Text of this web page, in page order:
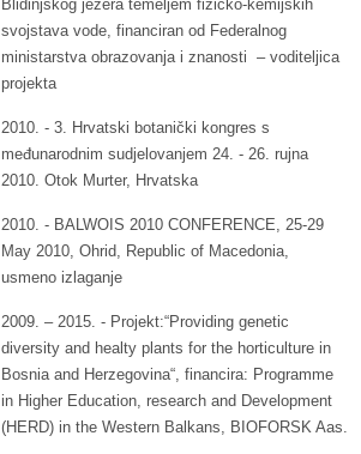
Blidinjskog jezera temeljem fizičko-kemijskih
svojstava vode, financiran od Federalnog
ministarstva obrazovanja i znanosti – voditeljica
projekta
2010. - 3. Hrvatski botanički kongres s
međunarodnim sudjelovanjem 24. - 26. rujna
2010. Otok Murter, Hrvatska
2010. - BALWOIS 2010 CONFERENCE, 25-29
May 2010, Ohrid, Republic of Macedonia,
usmeno izlaganje
2009. – 2015. - Projekt:“Providing genetic
diversity and healty plants for the horticulture in
Bosnia and Herzegovina“, financira: Programme
in Higher Education, research and Development
(HERD) in the Western Balkans, BIOFORSK Aas.